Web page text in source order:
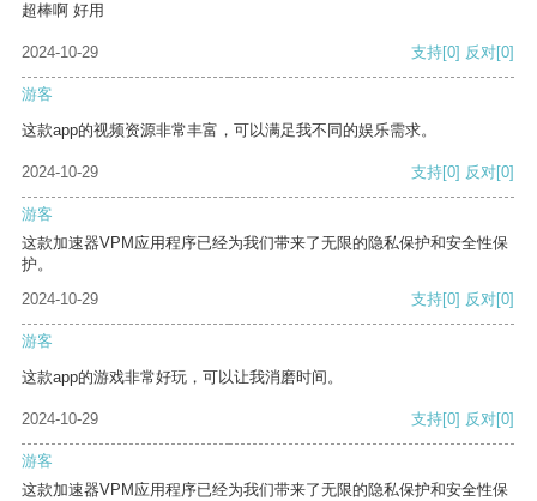
超棒啊 好用
2024-10-29 支持[0] 反对[0]
游客
这款app的视频资源非常丰富，可以满足我不同的娱乐需求。
2024-10-29 支持[0] 反对[0]
游客
这款加速器VPM应用程序已经为我们带来了无限的隐私保护和安全性保
护。
2024-10-29
支持[0] 反对[0]
游客
这款app的游戏非常好玩，可以让我消磨时间。
2024-10-29 支持[0] 反对[0]
游客
这款加速器VPM应用程序已经为我们带来了无限的隐私保护和安全性保